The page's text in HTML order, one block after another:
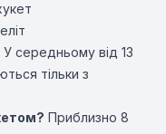
У середньому від 13
тільки з
Приблизно 8